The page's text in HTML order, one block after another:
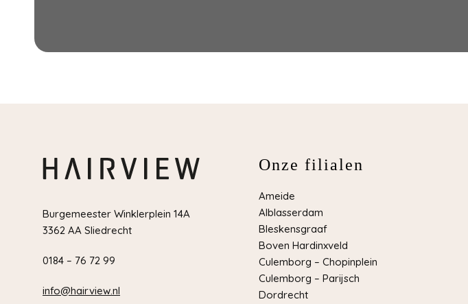
Burgemeester Winklerplein 14A
3362 AA Sliedrecht
0184 – 76 72 99
info@hairview.nl
Onze filialen
Ameide
Alblasserdam
Bleskensgraaf
Boven Hardinxveld
Culemborg – Chopinplein
Culemborg – Parijsch
Dordrecht